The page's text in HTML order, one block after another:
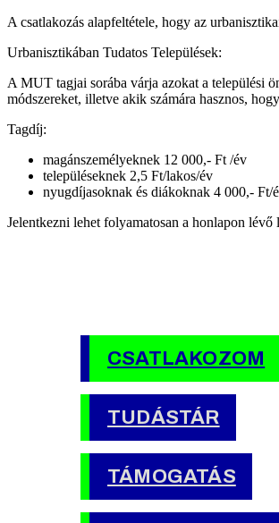
A csatlakozás alapfeltétele, hogy az
Urbanisztikában Tudatos Települések:
A MUT tagjai sorába várja azokat a települési
módszereket, illetve akik számára hasznos,
Tagdíj:
magánszemélyeknek 12 000,- Ft /év
településeknek 2,5 Ft/lakos/év
nyugdíjasoknak és diákoknak 4 000,- Ft/
Jelentkezni lehet folyamatosan a honlapon
CSATLAKOZOM
TUDÁSTÁR
TÁMOGATÁS